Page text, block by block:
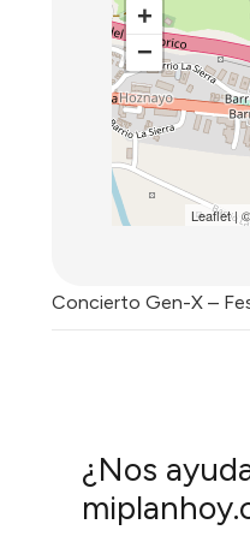
+
−
Leaflet| ©
Concierto Gen-X –
¿Nos